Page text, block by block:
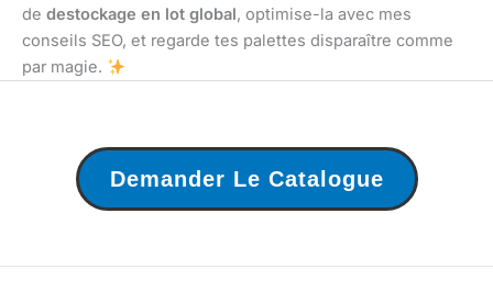
de destockage en lot global, optimise-la avec mes
conseils SEO, et regarde tes palettes disparaître comme
par magie.
Demander Le Catalogue